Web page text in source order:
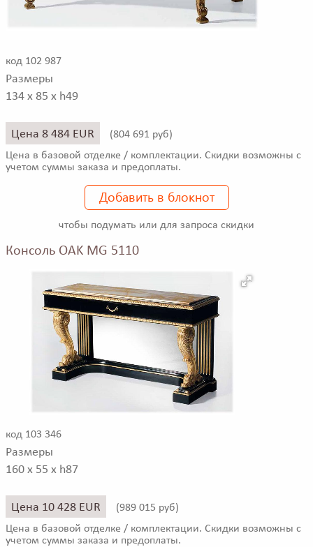
код 102 987
Размеры
134 x 85 x h49
Цена 8 484 EUR (804 691 руб)
Цена в базовой отделке / комплектации. Скидки возможны с
учетом суммы заказа и предоплаты.
Добавить в блокнот
чтобы подумать или для запроса скидки
Консоль OAK MG 5110
код 103 346
Размеры
160 x 55 x h87
Цена 10 428 EUR (989 015 руб)
Цена в базовой отделке / комплектации. Скидки возможны с
учетом суммы заказа и предоплаты.